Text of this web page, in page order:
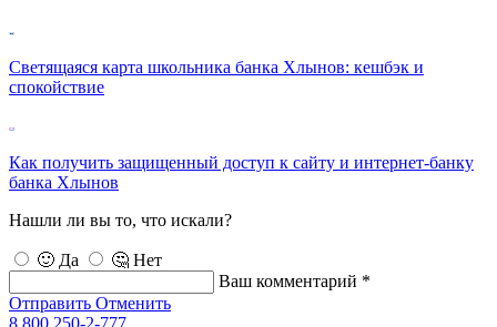
Светящаяся карта школьника банка Хлынов: кешбэк и
спокойствие
Как получить защищенный доступ к сайту и интернет-банку
банка Хлынов
Нашли ли вы то, что искали?
🙂 Да
🤔 Нет
Ваш комментарий *
Отправить Отменить